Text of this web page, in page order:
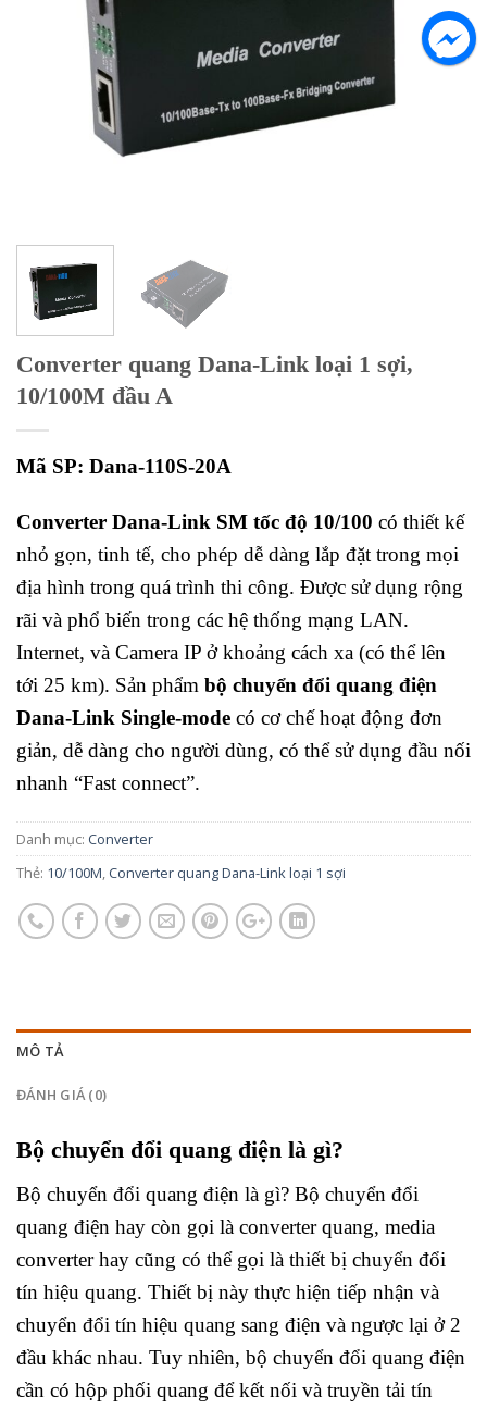
Converter quang Dana-Link loại 1 sợi,
10/100M đầu A
Mã SP: Dana-110S-20A
Converter Dana-Link SM tốc độ 10/100 có thiết kế
nhỏ gọn, tinh tế, cho phép dễ dàng lắp đặt trong mọi
địa hình trong quá trình thi công. Được sử dụng rộng
rãi và phổ biến trong các hệ thống mạng LAN.
Internet, và Camera IP ở khoảng cách xa (có thể lên
tới 25 km). Sản phẩm bộ chuyển đổi quang điện
Dana-Link Single-mode có cơ chế hoạt động đơn
giản, dễ dàng cho người dùng, có thể sử dụng đầu nối
nhanh “Fast connect”.
Danh mục: Converter
Thẻ: 10/100M, Converter quang Dana-Link loại 1 sợi
MÔ TẢ
ĐÁNH GIÁ (0)
Bộ chuyển đổi quang điện là gì?
Bộ chuyển đổi quang điện là gì? Bộ chuyển đổi
quang điện hay còn gọi là converter quang, media
converter hay cũng có thể gọi là thiết bị chuyển đổi
tín hiệu quang. Thiết bị này thực hiện tiếp nhận và
chuyển đổi tín hiệu quang sang điện và ngược lại ở 2
đầu khác nhau. Tuy nhiên, bộ chuyển đổi quang điện
cần có hộp phối quang để kết nối và truyền tải tín